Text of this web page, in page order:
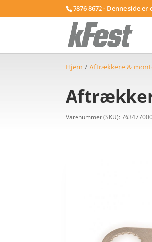
7876 8672 - Denne side
Hjem /Aftrækkere &
Aftrækker
Varenummer (SKU):